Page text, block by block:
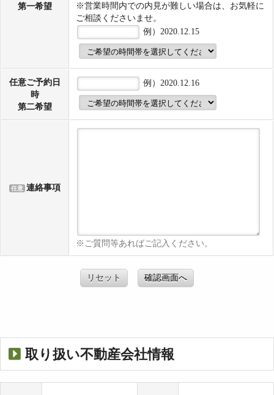
第一希望
※営業時間内での内見が難しい場合は、お気軽に
ご相談くださいませ。
例）2020.12.15
任意ご予約日
時
第二希望
例）2020.12.16
任意 連絡事項
※ご質問等あればご記入ください。
リセット 確認画面へ
取り扱い不動産会社情報